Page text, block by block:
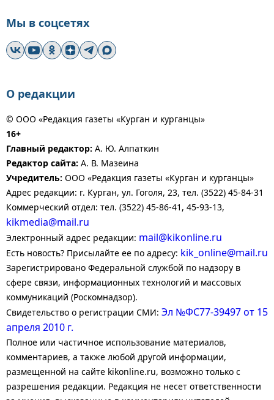
Мы в соцсетях
О редакции
© ООО «Редакция газеты «Курган и курганцы»
16+
Главный редактор: А. Ю. Алпаткин
Редактор сайта: А. В. Мазеина
Учредитель: ООО «Редакция газеты «Курган и курганцы»
Адрес редакции: г. Курган, ул. Гоголя, 23, тел. (3522) 45-84-31
Коммерческий отдел: тел. (3522) 45-86-41, 45-93-13,
kikmedia@mail.ru
Электронный адрес редакции: mail@kikonline.ru
Есть новость? Присылайте ее по адресу: kik_online@mail.ru
Зарегистрировано Федеральной службой по надзору в
сфере связи, информационных технологий и массовых
коммуникаций (Роскомнадзор).
Свидетельство о регистрации СМИ: Эл №ФС77-39497 от 15
апреля 2010 г.
Полное или частичное использование материалов,
комментариев, а также любой другой информации,
размещенной на сайте kikonline.ru, возможно только с
разрешения редакции. Редакция не несет ответственности